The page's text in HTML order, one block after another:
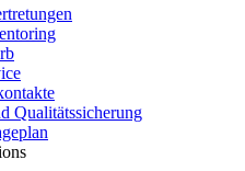
Qualitätssicherung